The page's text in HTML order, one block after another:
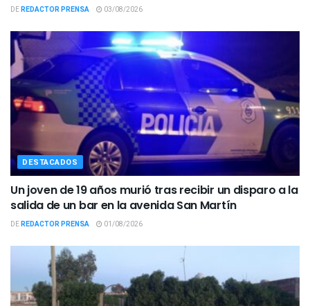
DEREDACTOR PRENSA 03/08/2026
DESTACADOS
Un joven de 19 años murió tras recibir un disparo a la
salida de un bar en la avenida San Martín
DEREDACTOR PRENSA 01/08/2026